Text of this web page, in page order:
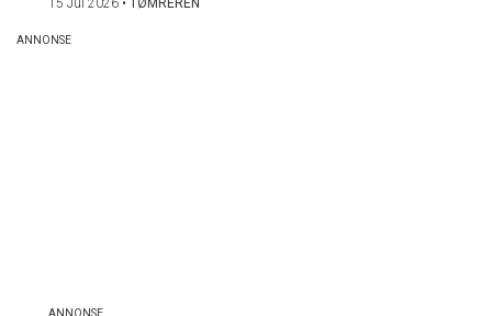
15 Jul 2026 • TØMREREN